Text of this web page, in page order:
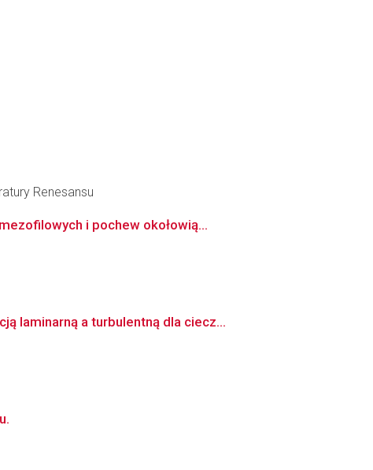
Renesansu
i pochew okołowią...
laminarną a turbulentną dla ciecz...